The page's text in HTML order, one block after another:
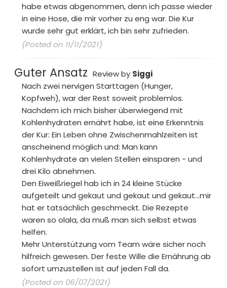
habe etwas abgenommen, denn ich passe wieder
in eine Hose, die mir vorher zu eng war. Die Kur
wurde sehr gut erklärt, ich bin sehr zufrieden.
(Posted on 11/11/2021)
Guter Ansatz Review by Siggi
Nach zwei nervigen Starttagen (Hunger,
Kopfweh), war der Rest soweit problemlos.
Nachdem ich mich bisher überwiegend mit
Kohlenhydraten ernährt habe, ist eine Erkenntnis
der Kur: Ein Leben ohne Zwischenmahlzeiten ist
anscheinend möglich und: Man kann
Kohlenhydrate an vielen Stellen einsparen - und
drei Kilo abnehmen.
Den Eiweißriegel hab ich in 24 kleine Stücke
aufgeteilt und gekaut und gekaut und gekaut...mir
hat er tatsächlich geschmeckt. Die Rezepte
waren so olala, da muß man sich selbst etwas
helfen.
Mehr Unterstützung vom Team wäre sicher noch
hilfreich gewesen. Der feste Wille die Ernährung ab
sofort umzustellen ist auf jeden Fall da.
(Posted on 06/07/2021)